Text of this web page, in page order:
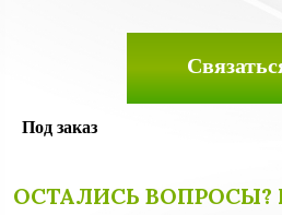
Под заказ
ОСТАЛИСЬ